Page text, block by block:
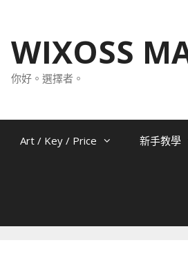
WIXOSS
你好。選擇者。
Art / Key / Price 新手教學